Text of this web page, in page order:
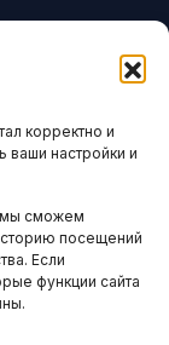
корректно и
ваши настройки и
мы сможем
посещений
Если
функции сайта